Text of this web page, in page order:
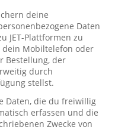
deine
Daten
JET-Plattformen zu
dein Mobiltelefon oder
Bestellung, der
durch
stellst.
Daten, die du freiwillig
erfassen und die
Zwecke von